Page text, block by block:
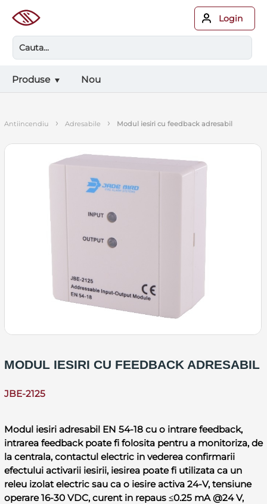
Login
Produse Nou
antiincendiu › adresabile › modul iesiri cu feedback adresabil
MODUL IESIRI CU FEEDBACK ADRESABIL
JBE-2125
Modul iesiri adresabil EN 54-18 cu o intrare feedback,
intrarea feedback poate fi folosita pentru a monitoriza, de
la centrala, contactul electric in vederea confirmarii
efectului activarii iesirii, iesirea poate fi utilizata ca un
releu izolat electric sau ca o iesire activa 24-V, tensiune
operare 16-30 VDC, curent in repaus ≤0.25 mA @24 V,